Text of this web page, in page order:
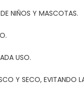
NIÑOS Y MASCOTAS.
USO.
Y SECO, EVITANDO